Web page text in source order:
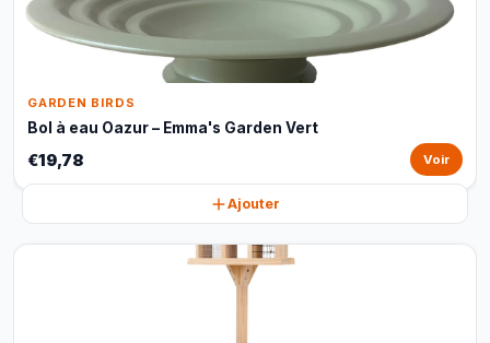
GARDEN BIRDS
Bol à eau Oazur – Emma's Garden Vert
€19,78 Voir
Ajouter